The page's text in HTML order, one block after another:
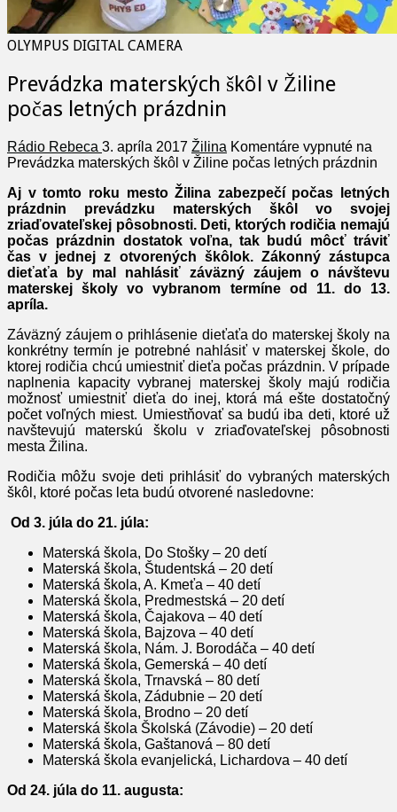
OLYMPUS DIGITAL CAMERA
Prevádzka materských škôl v Žiline
počas letných prázdnin
Rádio Rebeca 3. apríla 2017 Žilina Komentáre vypnuté na
Prevádzka materských škôl v Žiline počas letných prázdnin
Aj v tomto roku mesto Žilina zabezpečí počas letných
prázdnin prevádzku materských škôl vo svojej
zriaďovateľskej pôsobnosti. Deti, ktorých rodičia nemajú
počas prázdnin dostatok voľna, tak budú môcť tráviť
čas v jednej z otvorených škôlok. Zákonný zástupca
dieťaťa by mal nahlásiť záväzný záujem o návštevu
materskej školy vo vybranom termíne od 11. do 13.
apríla.
Záväzný záujem o prihlásenie dieťaťa do materskej školy na
konkrétny termín je potrebné nahlásiť v materskej škole, do
ktorej rodičia chcú umiestniť dieťa počas prázdnin. V prípade
naplnenia kapacity vybranej materskej školy majú rodičia
možnosť umiestniť dieťa do inej, ktorá má ešte dostatočný
počet voľných miest. Umiestňovať sa budú iba deti, ktoré už
navštevujú materskú školu v zriaďovateľskej pôsobnosti
mesta Žilina.
Rodičia môžu svoje deti prihlásiť do vybraných materských
škôl, ktoré počas leta budú otvorené nasledovne:
Od 3. júla do 21. júla:
Materská škola, Do Stošky – 20 detí
Materská škola, Študentská – 20 detí
Materská škola, A. Kmeťa – 40 detí
Materská škola, Predmestská – 20 detí
Materská škola, Čajakova – 40 detí
Materská škola, Bajzova – 40 detí
Materská škola, Nám. J. Borodáča – 40 detí
Materská škola, Gemerská – 40 detí
Materská škola, Trnavská – 80 detí
Materská škola, Zádubnie – 20 detí
Materská škola, Brodno – 20 detí
Materská škola Školská (Závodie) – 20 detí
Materská škola, Gaštanová – 80 detí
Materská škola evanjelická, Lichardova – 40 detí
Od 24. júla do 11. augusta: